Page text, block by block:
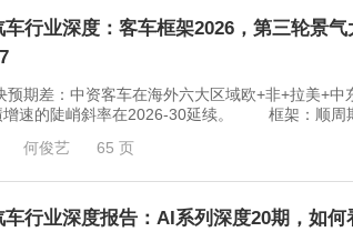
行业深度：客车框架2026，第三轮景
：中资客车在海外六大区域欧+非+拉美+中东
增速的陡峭斜率在2026-30延续。 框架：顺周
何俊艺 65 页
行业深度报告：AI系列深度20期，如